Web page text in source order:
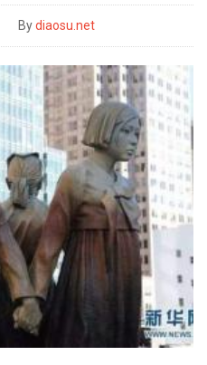
Bydiaosu.net